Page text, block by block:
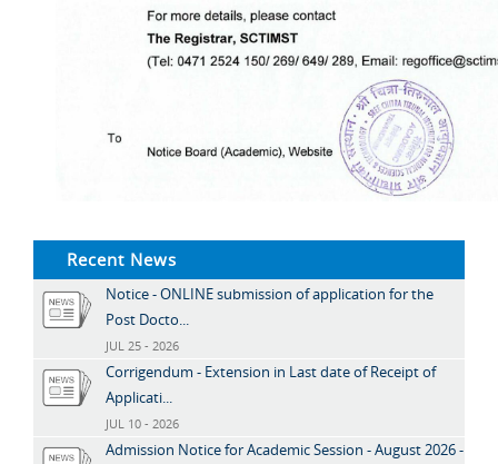
Recent News
Notice - ONLINE submission of application for the
Post Docto...
JUL 25 - 2026
Corrigendum - Extension in Last date of Receipt of
Applicati...
JUL 10 - 2026
Admission Notice for Academic Session - August 2026 -